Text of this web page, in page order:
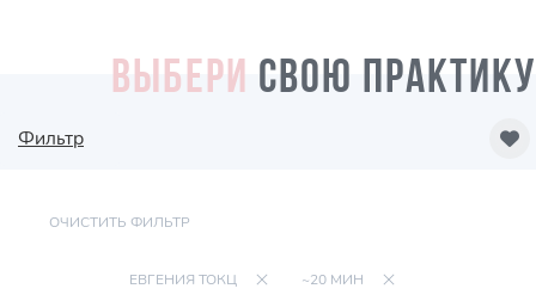
ВЫБЕРИ СВОЮ ПРАКТИКУ
Фильтр
ОЧИСТИТЬ ФИЛЬТР
ЕВГЕНИЯ ТОКЦ ~20 МИН